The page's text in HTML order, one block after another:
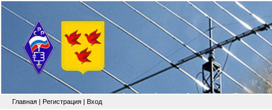
Главная | Регистрация | Вход